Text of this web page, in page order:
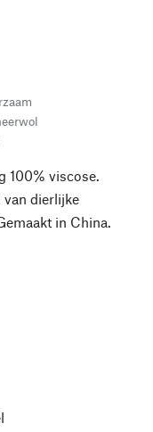
100% viscose.
van dierlijke
in China.